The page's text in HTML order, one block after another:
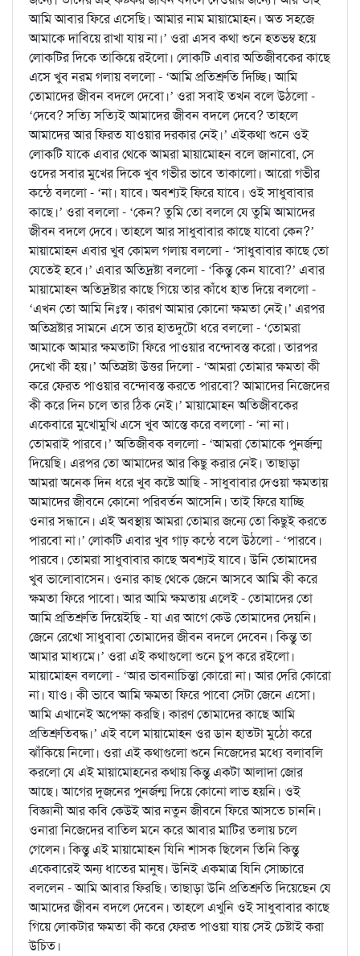
আমি আবার ফিরে এসেছি। আমার নাম মায়ামোহন। অত সহজে
আমাকে দাবিয়ে রাখা যায় না।’ ওরা এসব কথা শুনে হতভম্ব হয়ে
লোকটির দিকে তাকিয়ে রইলো। লোকটি এবার অতিজীবকের কাছে
এসে খুব নরম গলায় বললো - ‘আমি প্রতিশ্রুতি দিচ্ছি। আমি
তোমাদের জীবন বদলে দেবো।’ ওরা সবাই তখন বলে উঠলো -
‘দেবে? সত্যি সত্যিই আমাদের জীবন বদলে দেবে? তাহলে
আমাদের আর ফিরত যাওয়ার দরকার নেই।’ এইকথা শুনে ওই
লোকটি যাকে এবার থেকে আমরা মায়ামোহন বলে জানাবো, সে
ওদের সবার মুখের দিকে খুব গভীর ভাবে তাকালো। আরো গভীর
কন্ঠে বললো - ‘না। যাবে। অবশ্যই ফিরে যাবে। ওই সাধুবাবার
কাছে।’ ওরা বললো - ‘কেন? তুমি তো বললে যে তুমি আমাদের
জীবন বদলে দেবে। তাহলে আর সাধুবাবার কাছে যাবো কেন?’
মায়ামোহন এবার খুব কোমল গলায় বললো - ‘সাধুবাবার কাছে তো
যেতেই হবে।’ এবার অতিদ্রষ্টা বললো - ‘কিন্তু কেন যাবো?’ এবার
মায়ামোহন অতিদ্রষ্টার কাছে গিয়ে তার কাঁধে হাত দিয়ে বললো -
‘এখন তো আমি নিঃস্ব। কারণ আমার কোনো ক্ষমতা নেই।’ এরপর
অতিস্রষ্টার সামনে এসে তার হাতদুটো ধরে বললো - ‘তোমরা
আমাকে আমার ক্ষমতাটা ফিরে পাওয়ার বন্দোবস্ত করো। তারপর
দেখো কী হয়।’ অতিস্রষ্টা উত্তর দিলো - ‘আমরা তোমার ক্ষমতা কী
করে ফেরত পাওয়ার বন্দোবস্ত করতে পারবো? আমাদের নিজেদের
কী করে দিন চলে তার ঠিক নেই।’ মায়ামোহন অতিজীবকের
একেবারে মুখোমুখি এসে খুব আস্তে করে বললো - ‘না না।
তোমরাই পারবে।’ অতিজীবক বললো - ‘আমরা তোমাকে পুনর্জন্ম
দিয়েছি। এরপর তো আমাদের আর কিছু করার নেই। তাছাড়া
আমরা অনেক দিন ধরে খুব কষ্টে আছি - সাধুবাবার দেওয়া ক্ষমতায়
আমাদের জীবনে কোনো পরিবর্তন আসেনি। তাই ফিরে যাচ্ছি
ওনার সন্ধানে। এই অবস্থায় আমরা তোমার জন্যে তো কিছুই করতে
পারবো না।’ লোকটি এবার খুব গাঢ় কন্ঠে বলে উঠলো - ‘পারবে।
পারবে। তোমরা সাধুবাবার কাছে অবশ্যই যাবে। উনি তোমাদের
খুব ভালোবাসেন। ওনার কাছ থেকে জেনে আসবে আমি কী করে
ক্ষমতা ফিরে পাবো। আর আমি ক্ষমতায় এলেই - তোমাদের তো
আমি প্রতিশ্রুতি দিয়েইছি - যা এর আগে কেউ তোমাদের দেয়নি।
জেনে রেখো সাধুবাবা তোমাদের জীবন বদলে দেবেন। কিন্তু তা
আমার মাধ্যমে।’ ওরা এই কথাগুলো শুনে চুপ করে রইলো।
মায়ামোহন বললো - ‘আর ভাবনাচিন্তা কোরো না। আর দেরি কোরো
না। যাও। কী ভাবে আমি ক্ষমতা ফিরে পাবো সেটা জেনে এসো।
আমি এখানেই অপেক্ষা করছি। কারণ তোমাদের কাছে আমি
প্রতিশ্রুতিবদ্ধ।’ এই বলে মায়ামোহন ওর ডান হাতটা মুঠো করে
ঝাঁকিয়ে নিলো। ওরা এই কথাগুলো শুনে নিজেদের মধ্যে বলাবলি
করলো যে এই মায়ামোহনের কথায় কিন্তু একটা আলাদা জোর
আছে। আগের দুজনের পুনর্জন্ম দিয়ে কোনো লাভ হয়নি। ওই
বিজ্ঞানী আর কবি কেউই আর নতুন জীবনে ফিরে আসতে চাননি।
ওনারা নিজেদের বাতিল মনে করে আবার মাটির তলায় চলে
গেলেন। কিন্তু এই মায়ামোহন যিনি শাসক ছিলেন তিনি কিন্তু
একেবারেই অন্য ধাতের মানুষ। উনিই একমাত্র যিনি সোচ্চারে
বললেন - আমি আবার ফিরছি। তাছাড়া উনি প্রতিশ্রুতি দিয়েছেন যে
আমাদের জীবন বদলে দেবেন। তাহলে এখুনি ওই সাধুবাবার কাছে
গিয়ে লোকটার ক্ষমতা কী করে ফেরত পাওয়া যায় সেই চেষ্টাই করা
উচিত।